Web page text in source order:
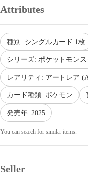
Attributes
種別: シングルカード 1枚
シリーズ: ポケットモン
レアリティ: アートレア
カード種類: ポケモン
発売年: 2025
You can search for similar items.
Seller